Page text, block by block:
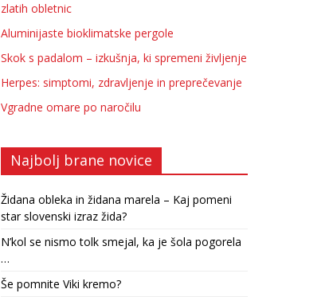
zlatih obletnic
Aluminijaste bioklimatske pergole
Skok s padalom – izkušnja, ki spremeni življenje
Herpes: simptomi, zdravljenje in preprečevanje
Vgradne omare po naročilu
Najbolj brane novice
Židana obleka in židana marela – Kaj pomeni
star slovenski izraz žida?
N’kol se nismo tolk smejal, ka je šola pogorela
…
Še pomnite Viki kremo?